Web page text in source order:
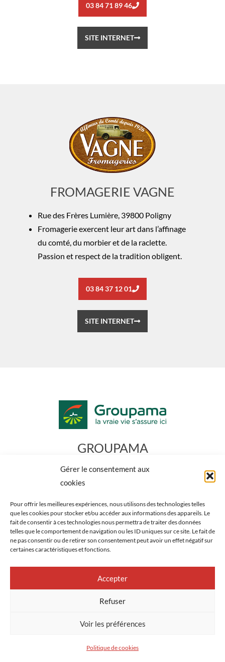
Gérer le consentement aux
cookies
Pour offrir les meilleures expériences, nous utilisons des technologies telles
que les cookies pour stocker et/ou accéder aux informations des appareils. Le
fait de consentir à ces technologies nous permettra de traiter des données
telles que le comportement de navigation ou les ID uniques sur ce site. Le fait de
ne pas consentir ou de retirer son consentement peut avoir un effet négatif sur
certaines caractéristiques et fonctions.
Accepter
Refuser
Voir les préférences
Politique de cookies
03 84 71 89 46
SITE INTERNET
FROMAGERIE VAGNE
Rue des Frères Lumière, 39800 Poligny
Fromagerie exercent leur art dans l’affinage
du comté, du morbier et de la raclette.
Passion et respect de la tradition obligent.
03 84 37 12 01
SITE INTERNET
GROUPAMA
40 Cr Sully, 39000 Lons-le-Saunier
Banque et assurance.
03 84 87 10 73
SITE INTERNET